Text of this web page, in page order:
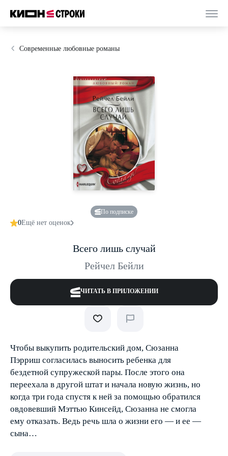
Современные любовные романы
По подписке
0Ещё нет оценок
Всего лишь случай
Рейчел Бейли
ЧИТАТЬ В ПРИЛОЖЕНИИ
Чтобы выкупить родительский дом, Сюзанна
Пэрриш согласилась выносить ребенка для
бездетной супружеской пары. После этого она
переехала в другой штат и начала новую жизнь, но
когда три года спустя к ней за помощью обратился
овдовевший Мэттью Кинсейд, Сюзанна не смогла
ему отказать. Ведь речь шла о жизни его — и ее —
сына…